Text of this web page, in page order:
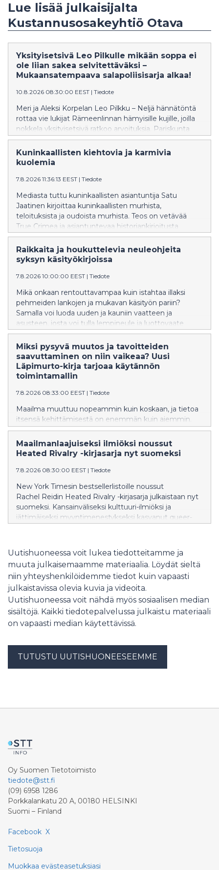
Lue lisää julkaisijalta
Kustannusosakeyhtiö Otava
Yksityisetsivä Leo Pilkulle mikään soppa ei
ole liian sakea selvitettäväksi –
Mukaansatempaava salapoliisisarja alkaa!
10.8.2026 08:30:00 EEST | Tiedote
Meri ja Aleksi Korpelan Leo Pilkku – Neljä hännätöntä
rottaa vie lukijat Rämeenlinnan hämyisille kujille, joilla
nokkela yksityisetsivä ratkoo arvoituksia. Pariskunta
tunnetaan erityisesti Peloton Peltohiiri -
kuvakirjasarjastaan, jonka viimeinen osa oli lasten- ja
nuortenkirjallisuuden Finlandia-ehdokkaana.
Kuninkaallisten kiehtovia ja karmivia
kuolemia
7.8.2026 11:36:13 EEST | Tiedote
Mediasta tuttu kuninkaallisten asiantuntija Satu
Jaatinen kirjoittaa kuninkaallisten murhista,
teloituksista ja oudoista murhista. Teos on vetävää
True Crimea ja asiantuntevaa historiankirjoitusta
samaan aikaan.
Raikkaita ja houkuttelevia neuleohjeita
syksyn käsityökirjoissa
7.8.2026 10:00:00 EEST | Tiedote
Mikä onkaan rentouttavampaa kuin istahtaa illaksi
pehmeiden lankojen ja mukavan käsityön pariin?
Samalla voi luoda uuden ja kauniin vaatteen ja
asusteen, josta voi tulla lempineule ja luottovaate
itselle tai ystävälle! Tässä tämän syksyn
houkuttelevimmat käsityökirjat, jotka inspiroivat
pitkään.
Miksi pysyvä muutos ja tavoitteiden
saavuttaminen on niin vaikeaa? Uusi
Läpimurto-kirja tarjoaa käytännön
toimintamallin
7.8.2026 08:33:00 EEST | Tiedote
Maailma muuttuu nopeammin kuin koskaan, ja tietoa
itsensä kehittämisestä on enemmän kuin aiemmin.
Moni tietää, mitä pitäisi tehdä, mutta pysyvän
muutoksen tekeminen jää toteutumatta. Samalla
työelämän vaatimukset kasvavat, epävarmuus
suorituskykyä, hyvinvointia ja merkityksellisyyttä. Tästä
Maailmanlaajuiseksi ilmiöksi noussut
Heated Rivalry -kirjasarja nyt suomeksi
7.8.2026 08:30:00 EEST | Tiedote
New York Timesin bestsellerlistoille noussut
Rachel Reidin Heated Rivalry -kirjasarja julkaistaan nyt
suomeksi. Kansainväliseksi kulttuuri-ilmiöksi ja
jättimäiseksi myyntimenestykseksi kasvanut queer-
Uutishuoneessa voit lukea tiedotteitamme ja
muuta julkaisemaamme materiaalia. Löydät sieltä
niin yhteyshenkilöidemme tiedot kuin vapaasti
julkaistavissa olevia kuvia ja videoita.
Uutishuoneessa voit nähdä myös sosiaalisen median
sisältöjä. Kaikki tiedotepalvelussa julkaistu materiaali
on vapaasti median käytettävissä.
TUTUSTU UUTISHUONEESEEMME
Oy Suomen Tietotoimisto
tiedote@stt.fi
(09) 6958 1286
Porkkalankatu 20 A, 00180 HELSINKI
Suomi – Finland
Facebook X
Tietosuoja
Muokkaa evästeasetuksiasi